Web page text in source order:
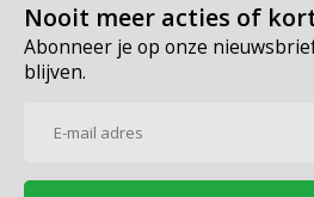
Nooit meer acties of
Abonneer je op onze
blijven.